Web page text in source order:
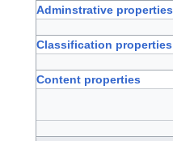
Adminstrative properties
Classification properties
Content properties